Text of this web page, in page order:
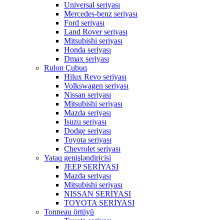
Universal seriyası
Mercedes-benz seriyası
Ford seriyası
Land Rover seriyası
Mitsubishi seriyası
Honda seriyası
Dmax seriyası
Rulon Çubuq
Hilux Revo seriyası
Volkswagen seriyası
Nissan seriyası
Mitsubishi seriyası
Mazda seriyası
Isuzu seriyası
Dodge seriyası
Toyota seriyası
Chevrolet seriyası
Yataq genişləndiricisi
JEEP SERİYASI
Mazda seriyası
Mitsubishi seriyası
NISSAN SERİYASI
TOYOTA SERİYASI
Tonneau örtüyü